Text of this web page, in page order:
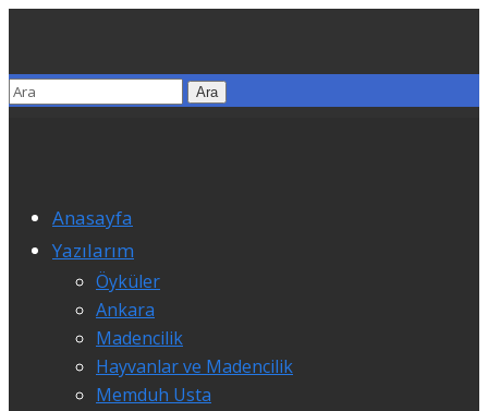
Anasayfa
Yazılarım
Öyküler
Ankara
Madencilik
Hayvanlar ve Madencilik
Memduh Usta